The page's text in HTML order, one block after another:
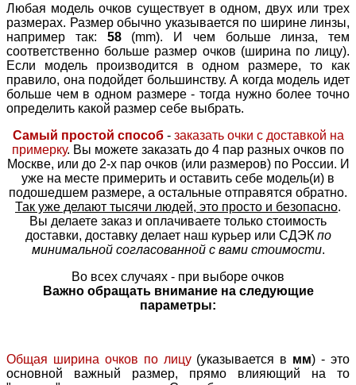
Любая модель очков существует в одном, двух или трех
размерах. Размер обычно указывается по ширине линзы,
например так: 58(mm). И чем больше линза, тем
соответственно больше размер очков (ширина по лицу).
Если модель производится в одном размере, то как
правило, она подойдет большинству. А когда модель идет
больше чем в одном размере - тогда нужно более точно
определить какой размер себе выбрать.
Самый простой способ- заказать очки с доставкой на
примерку. Вы можете заказать до 4 пар разных очков по
Москве, или до 2-х пар очков (или размеров) по России. И
уже на месте примерить и оставить себе модель(и) в
подошедшем размере, а остальные отправятся обратно.
Так уже делают тысячи людей, это просто и безопасно.
Вы делаете заказ и оплачиваете только стоимость
доставки, доставку делает наш курьер или СДЭК по
минимальной согласованной с вами стоимости.
Во всех случаях - при выборе очков
Важно обращать внимание на следующие
параметры:
Общая ширина очков по лицу(указывается в мм) - это
основной важный размер, прямо влияющий на то